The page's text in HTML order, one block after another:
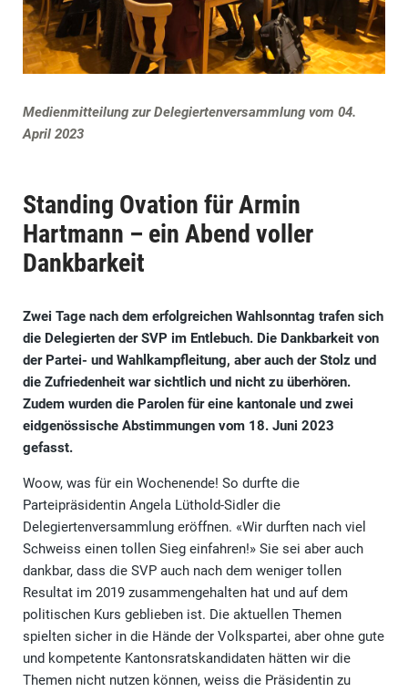
Medienmitteilung zur Delegiertenversammlung vom 04.
April 2023
Standing Ovation für Armin
Hartmann – ein Abend voller
Dankbarkeit
Zwei Tage nach dem erfolgreichen Wahlsonntag trafen sich
die Delegierten der SVP im Entlebuch. Die Dankbarkeit von
der Partei- und Wahlkampfleitung, aber auch der Stolz und
die Zufriedenheit war sichtlich und nicht zu überhören.
Zudem wurden die Parolen für eine kantonale und zwei
eidgenössische Abstimmungen vom 18. Juni 2023
gefasst.
Woow, was für ein Wochenende! So durfte die
Parteipräsidentin Angela Lüthold-Sidler die
Delegiertenversammlung eröffnen. «Wir durften nach viel
Schweiss einen tollen Sieg einfahren!» Sie sei aber auch
dankbar, dass die SVP auch nach dem weniger tollen
Resultat im 2019 zusammengehalten hat und auf dem
politischen Kurs geblieben ist. Die aktuellen Themen
spielten sicher in die Hände der Volkspartei, aber ohne gute
und kompetente Kantonsratskandidaten hätten wir die
Themen nicht nutzen können, weiss die Präsidentin zu